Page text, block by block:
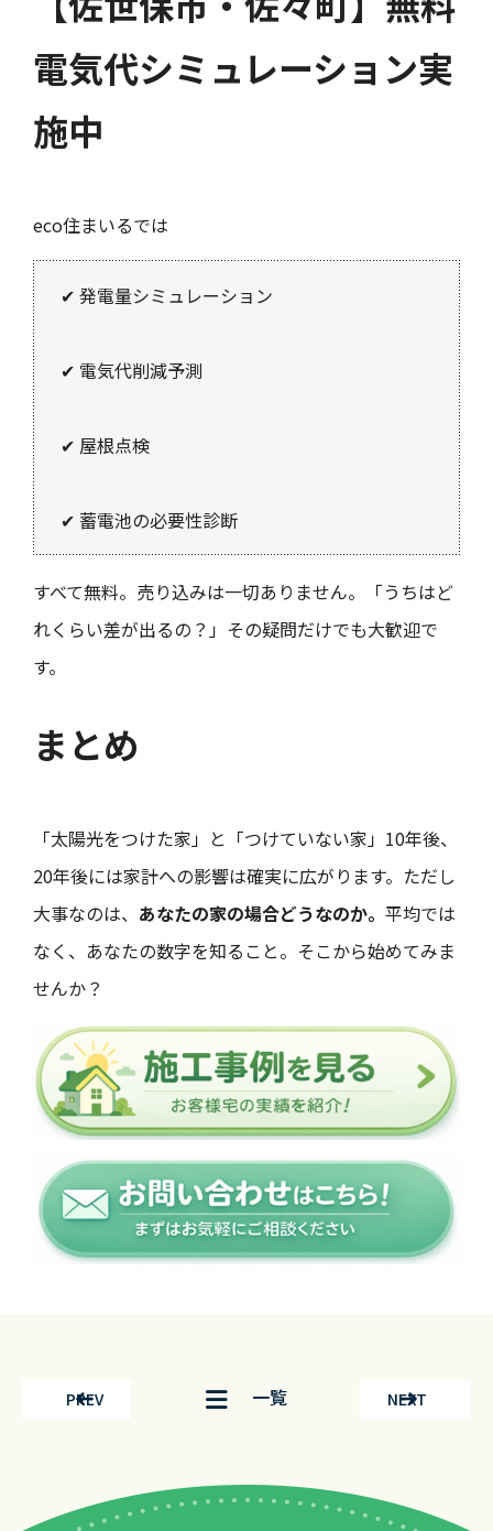
電気代シミュレーション実
施中
eco住まいるでは
✔ 発電量シミュレーション
✔ 電気代削減予測
✔ 屋根点検
✔ 蓄電池の必要性診断
すべて無料。売り込みは一切ありません。「うちはど
れくらい差が出るの？」その疑問だけでも大歓迎で
す。
まとめ
「太陽光をつけた家」と「つけていない家」10年後、
20年後には家計への影響は確実に広がります。ただし
大事なのは、 あなたの家の場合どうなのか。 平均では
なく、あなたの数字を知ること。そこから始めてみま
せんか？
PREV 一覧 NEXT